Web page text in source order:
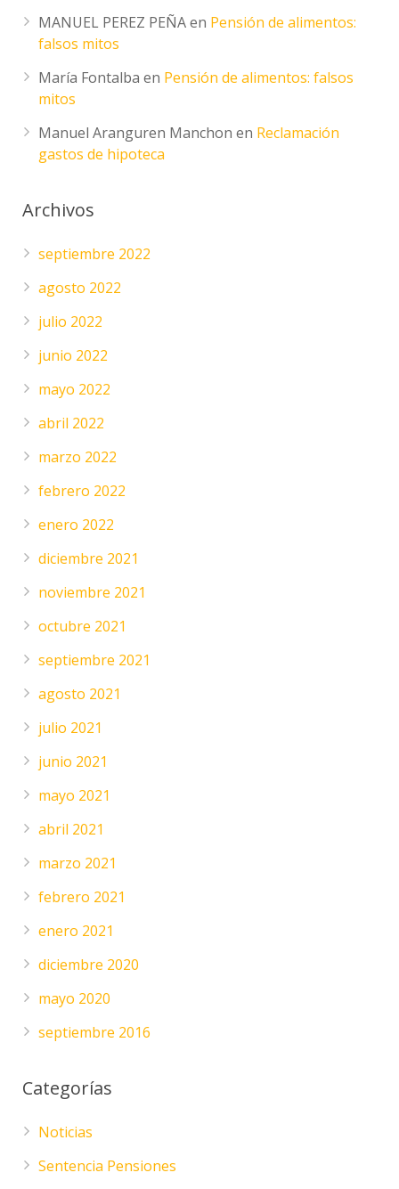
MANUEL PEREZ PEÑAen Pensión de alimentos:
falsos mitos
María Fontalba en Pensión de alimentos: falsos
mitos
Manuel Aranguren Manchon en Reclamación
gastos de hipoteca
Archivos
septiembre 2022
agosto 2022
julio 2022
junio 2022
mayo 2022
abril 2022
marzo 2022
febrero 2022
enero 2022
diciembre 2021
noviembre 2021
octubre 2021
septiembre 2021
agosto 2021
julio 2021
junio 2021
mayo 2021
abril 2021
marzo 2021
febrero 2021
enero 2021
diciembre 2020
mayo 2020
septiembre 2016
Categorías
Noticias
Sentencia Pensiones